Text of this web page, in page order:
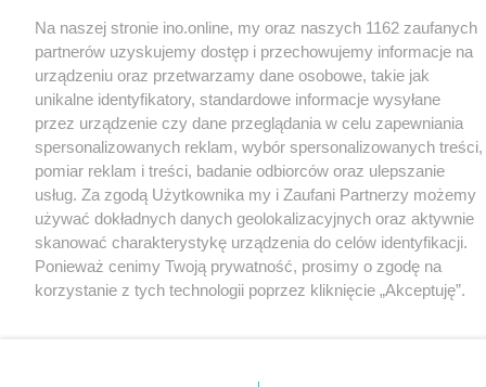
Na naszej stronie ino.online, my oraz naszych 1162 zaufanych
partnerów uzyskujemy dostęp i przechowujemy informacje na
urządzeniu oraz przetwarzamy dane osobowe, takie jak
unikalne identyfikatory, standardowe informacje wysyłane
przez urządzenie czy dane przeglądania w celu zapewniania
spersonalizowanych reklam, wybór spersonalizowanych treści,
pomiar reklam i treści, badanie odbiorców oraz ulepszanie
usług. Za zgodą Użytkownika my i Zaufani Partnerzy możemy
używać dokładnych danych geolokalizacyjnych oraz aktywnie
skanować charakterystykę urządzenia do celów identyfikacji.
Ponieważ cenimy Twoją prywatność, prosimy o zgodę na
korzystanie z tych technologii poprzez kliknięcie „Akceptuję”.